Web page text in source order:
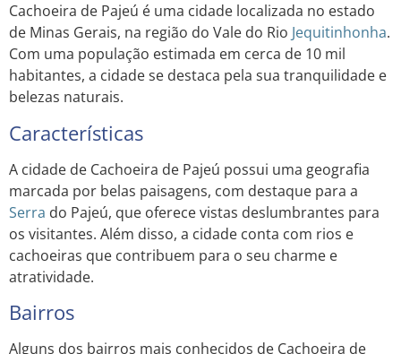
Cachoeira de Pajeú é uma cidade localizada no estado
de Minas Gerais, na região do Vale do Rio Jequitinhonha.
Com uma população estimada em cerca de 10 mil
habitantes, a cidade se destaca pela sua tranquilidade e
belezas naturais.
Características
A cidade de Cachoeira de Pajeú possui uma geografia
marcada por belas paisagens, com destaque para a
Serra do Pajeú, que oferece vistas deslumbrantes para
os visitantes. Além disso, a cidade conta com rios e
cachoeiras que contribuem para o seu charme e
atratividade.
Bairros
Alguns dos bairros mais conhecidos de Cachoeira de